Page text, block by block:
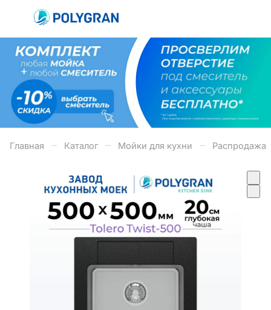
Главная – Каталог – Мойки для кухни – Раcпродажа